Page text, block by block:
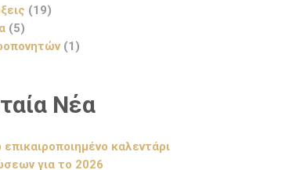
(19)
(5)
(1)
Νέα
καλεντάρι
για το 2026